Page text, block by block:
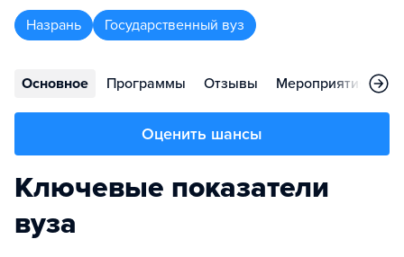
Назрань Государственный вуз
Основное Программы Отзывы Мероприятия
Оценить шансы
Ключевые показатели
вуза